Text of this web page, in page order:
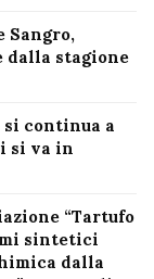
Sangro,
dalla stagione
si continua a
si va in
“Tartufo
sintetici
dalla